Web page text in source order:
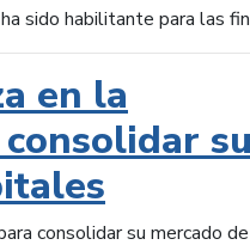
sido habilitante para las
en la
consolidar su mercado de